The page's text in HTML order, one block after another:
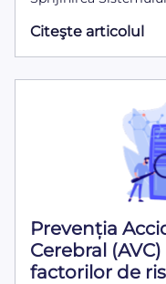
Citeşte articolul
Prevenția
Cerebral
factorilor de